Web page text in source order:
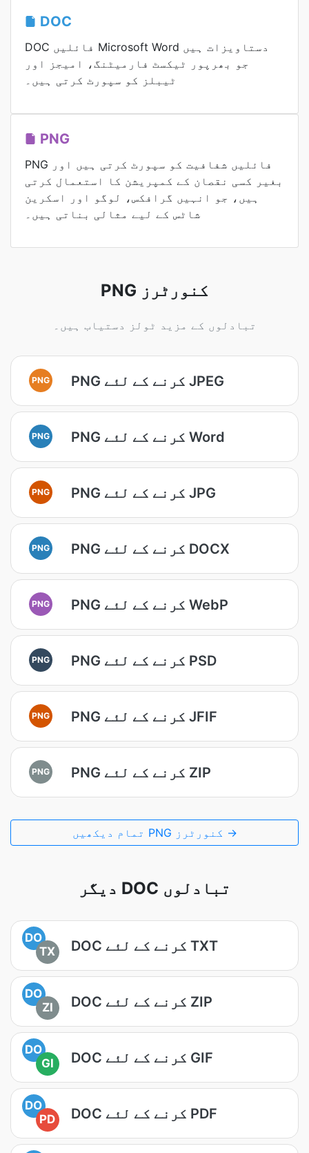
DOC
DOC فائلیں Microsoft Word دستاویزات ہیں
جو بھرپور ٹیکسٹ فارمیٹنگ، امیجز اور
ٹیبلز کو سپورٹ کرتی ہیں۔
PNG
PNG فائلیں شفافیت کو سپورٹ کرتی ہیں اور
بغیر کسی نقصان کے کمپریشن کا استعمال کرتی
ہیں، جو انہیں گرافکس، لوگو اور اسکرین
شاٹس کے لیے مثالی بناتی ہیں۔
PNG کنورٹرز
تبادلوں کے مزید ٹولز دستیاب ہیں۔
PNG PNG کرنے کے لئے JPEG
PNG PNG کرنے کے لئے Word
PNG PNG کرنے کے لئے JPG
PNG PNG کرنے کے لئے DOCX
PNG PNG کرنے کے لئے WebP
PNG PNG کرنے کے لئے PSD
PNG PNG کرنے کے لئے JFIF
PNG PNG کرنے کے لئے ZIP
تمام دیکھیں PNG کنورٹرز →
دیگر DOC تبادلوں
DO
TX
DOC کرنے کے لئے TXT
DO
ZI
DOC کرنے کے لئے ZIP
DO
GI
DOC کرنے کے لئے GIF
DO
PD
DOC کرنے کے لئے PDF